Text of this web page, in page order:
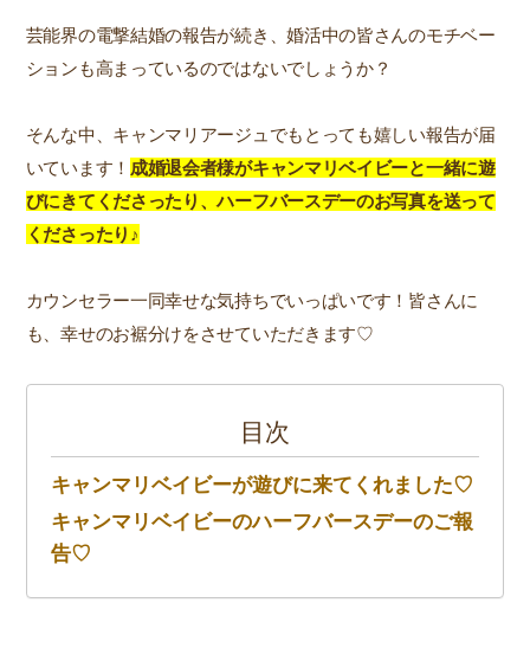
芸能界の電撃結婚の報告が続き、婚活中の皆さんのモチベー
ションも高まっているのではないでしょうか？
そんな中、キャンマリアージュでもとっても嬉しい報告が届
いています！ 成婚退会者様がキャンマリベイビーと一緒に遊
びにきてくださったり、ハーフバースデーのお写真を送って
くださったり♪
カウンセラー一同幸せな気持ちでいっぱいです！皆さんに
も、幸せのお裾分けをさせていただきます♡
目次
キャンマリベイビーが遊びに来てくれました♡
キャンマリベイビーのハーフバースデーのご報
告♡